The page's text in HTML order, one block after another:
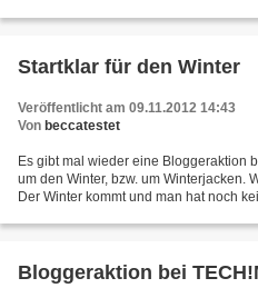
Startklar für den Winter
Veröffentlicht am 09.11.2012 14:43
Von beccatestet
Es gibt mal wieder eine Bloggeraktion
um den Winter, bzw. um Winterjacken.
Der Winter kommt und man hat noch
Bloggeraktion bei